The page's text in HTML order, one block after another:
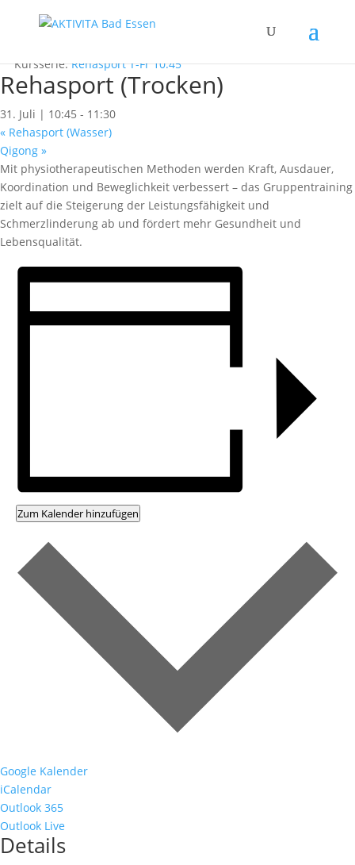
« Alle Kurse
Kursserie:Rehasport T-Fr 10:45
Rehasport (Trocken)
31. Juli | 10:45 - 11:30
« Rehasport (Wasser)
Qigong »
Mit physiotherapeutischen Methoden werden Kraft, Ausdauer,
Koordination und Beweglichkeit verbessert – das Gruppentraining
zielt auf die Steigerung der Leistungsfähigkeit und
Schmerzlinderung ab und fördert mehr Gesundheit und
Lebensqualität.
Zum Kalender hinzufügen
Google Kalender
iCalendar
Outlook 365
Outlook Live
Details